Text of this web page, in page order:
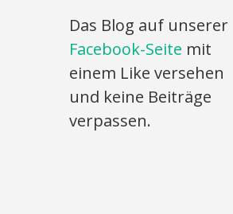
Das Blog auf unserer
Facebook-Seite mit
einem Like versehen
und keine Beiträge
verpassen.